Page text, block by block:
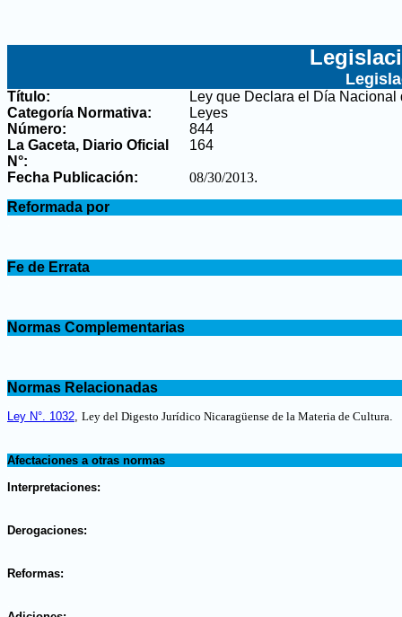
Título:
Ley que Declara el Día
Categoría Normativa:
Leyes
Número:
844
La Gaceta, Diario Oficial
N°:
164
Fecha Publicación: 08/30/2013.
Reformada por
Fe de Errata
Normas Complementarias
Normas Relacionadas
Ley N°. 1032, Ley del Digesto Jurídico Nicaragüense de la Materia de Cultura.
Afectaciones a otras normas
Interpretaciones:
Derogaciones:
Reformas: